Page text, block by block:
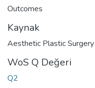
Outcomes
Kaynak
Aesthetic Plastic Surgery
WoS Q Değeri
Q2